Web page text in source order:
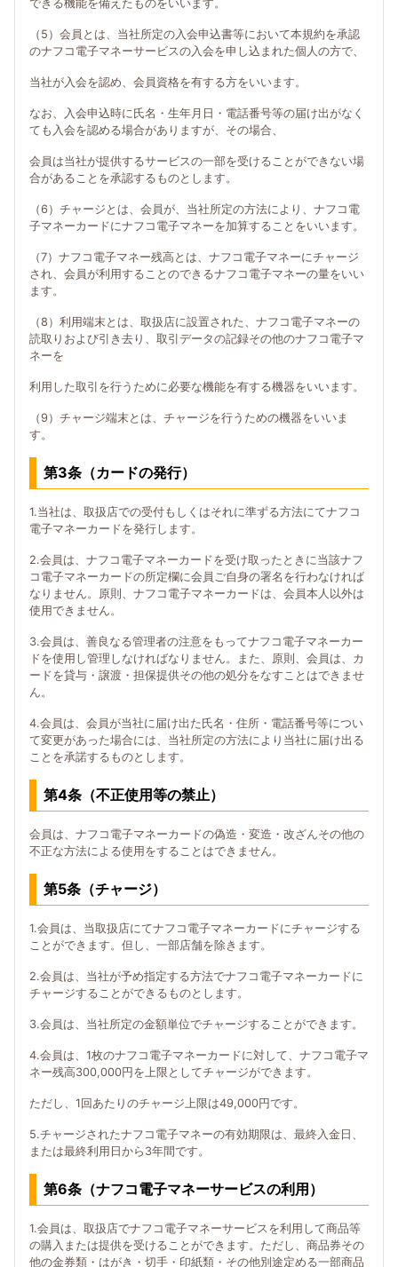
できる機能を備えたものをいいます。
（5）会員とは、当社所定の入会申込書等において本規約を承認
のナフコ電子マネーサービスの入会を申し込まれた個人の方で、
当社が入会を認め、会員資格を有する方をいいます。
なお、入会申込時に氏名・生年月日・電話番号等の届け出がなく
ても入会を認める場合がありますが、その場合、
会員は当社が提供するサービスの一部を受けることができない場
合があることを承認するものとします。
（6）チャージとは、会員が、当社所定の方法により、ナフコ電
子マネーカードにナフコ電子マネーを加算することをいいます。
（7）ナフコ電子マネー残高とは、ナフコ電子マネーにチャージ
され、会員が利用することのできるナフコ電子マネーの量をいい
ます。
（8）利用端末とは、取扱店に設置された、ナフコ電子マネーの
読取りおよび引き去り、取引データの記録その他のナフコ電子マ
ネーを
利用した取引を行うために必要な機能を有する機器をいいます。
（9）チャージ端末とは、チャージを行うための機器をいいま
す。
第3条（カードの発行）
1.当社は、取扱店での受付もしくはそれに準ずる方法にてナフコ
電子マネーカードを発行します。
2.会員は、ナフコ電子マネーカードを受け取ったときに当該ナフ
コ電子マネーカードの所定欄に会員ご自身の署名を行わなければ
なりません。原則、ナフコ電子マネーカードは、会員本人以外は
使用できません。
3.会員は、善良なる管理者の注意をもってナフコ電子マネーカー
ドを使用し管理しなければなりません。また、原則、会員は、カ
ードを貸与・譲渡・担保提供その他の処分をなすことはできませ
ん。
4.会員は、会員が当社に届け出た氏名・住所・電話番号等につい
て変更があった場合には、当社所定の方法により当社に届け出る
ことを承諾するものとします。
第4条（不正使用等の禁止）
会員は、ナフコ電子マネーカードの偽造・変造・改ざんその他の
不正な方法による使用をすることはできません。
第5条（チャージ）
1.会員は、当取扱店にてナフコ電子マネーカードにチャージする
ことができます。但し、一部店舗を除きます。
2.会員は、当社が予め指定する方法でナフコ電子マネーカードに
チャージすることができるものとします。
3.会員は、当社所定の金額単位でチャージすることができます。
4.会員は、1枚のナフコ電子マネーカードに対して、ナフコ電子マ
ネー残高300,000円を上限としてチャージができます。
ただし、1回あたりのチャージ上限は49,000円です。
5.チャージされたナフコ電子マネーの有効期限は、最終入金日、
または最終利用日から3年間です。
第6条（ナフコ電子マネーサービスの利用）
1.会員は、取扱店でナフコ電子マネーサービスを利用して商品等
の購入または提供を受けることができます。ただし、商品券その
他の金券類・はがき・切手・印紙類・その他別途定める一部商品